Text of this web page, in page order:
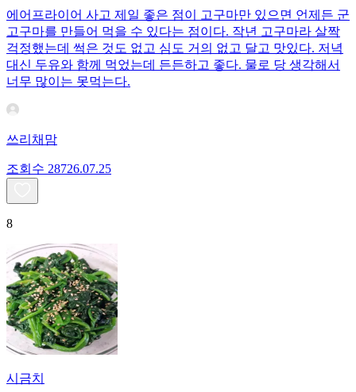
에어프라이어 사고 제일 좋은 점이 고구마만 있으면 언제든 군
고구마를 만들어 먹을 수 있다는 점이다. 작년 고구마라 살짝
걱정했는데 썩은 것도 없고 심도 거의 없고 달고 맛있다. 저녁
대신 두유와 함께 먹었는데 든든하고 좋다. 물로 당 생각해서
너무 많이는 못먹는다.
쓰리채맘
조회수 28726.07.25
8
시금치